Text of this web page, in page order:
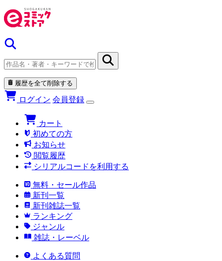
履歴を全て削除する
ログイン 会員登録
カート
初めての方
お知らせ
閲覧履歴
シリアルコードを利用する
無料・セール作品
新刊一覧
新刊雑誌一覧
ランキング
ジャンル
雑誌・レーベル
よくある質問